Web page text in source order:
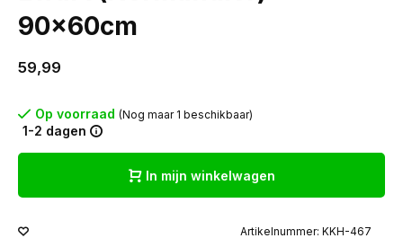
90x60cm
59,99
Op voorraad (Nog maar 1 beschikbaar)
1-2 dagen
In mijn winkelwagen
Artikelnummer: KKH-467